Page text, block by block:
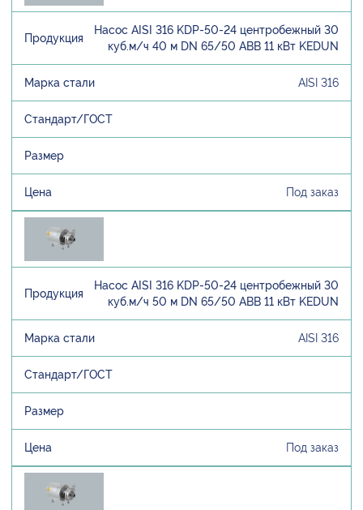
Насос AISI 316 KDP-50-24 центробежный 30
куб.м/ч 40 м DN 65/50 ABB 11 кВт KEDUN
AISI 316
Под заказ
Насос AISI 316 KDP-50-24 центробежный 30
куб.м/ч 50 м DN 65/50 ABB 11 кВт KEDUN
AISI 316
Под заказ